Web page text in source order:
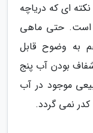
ای که دریاچه
است. حتی ماهی
به وضوح قابل
بودن آب پنج
موجود در آب
نمی گردد.